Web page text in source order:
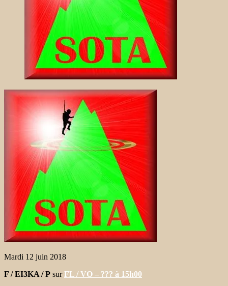
Mardi 12 juin 2018
F / EI3KA / P surFL / VO – ??? à 15h00